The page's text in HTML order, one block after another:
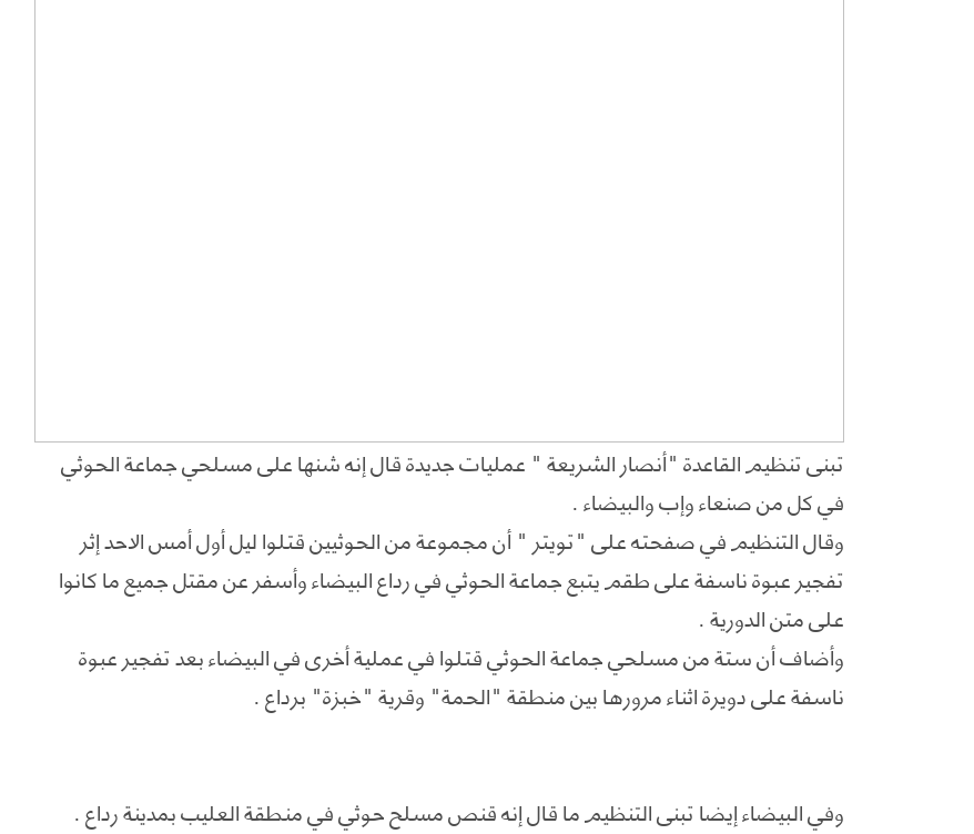
تبنى تنظيم القاعدة "أنصار الشريعة " عمليات جديدة قال إنه شنها على مسلحي جماعة الحوثي
في كل من صنعاء وإب والبيضاء .
وقال التنظيم في صفحته على "تويتر " أن مجموعة من الحوثيين قتلوا ليل أول أمس الاحد إثر
تفجير عبوة ناسفة على طقم يتبع جماعة الحوثي في رداع البيضاء وأسفر عن مقتل جميع ما كانوا
على متن الدورية .
وأضاف أن ستة من مسلحي جماعة الحوثي قتلوا في عملية أخرى في البيضاء بعد تفجير عبوة
ناسفة على دويرة اثناء مرورها بين منطقة "الحمة" وقرية "خبزة" برداع .
وفي البيضاء إيضا تبنى التنظيم ما قال إنه قنص مسلح حوثي في منطقة العليب بمدينة رداع .